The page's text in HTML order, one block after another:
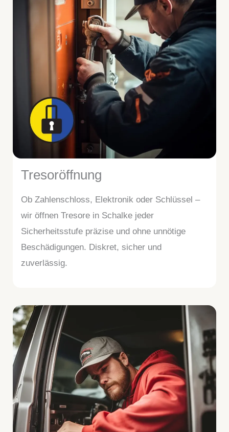
Tresoröffnung
Ob Zahlenschloss, Elektronik oder Schlüssel –
wir öffnen Tresore in Schalke jeder
Sicherheitsstufe präzise und ohne unnötige
Beschädigungen. Diskret, sicher und
zuverlässig.